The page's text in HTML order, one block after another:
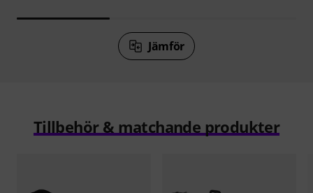
Jämför
Tillbehör & matchande produkter